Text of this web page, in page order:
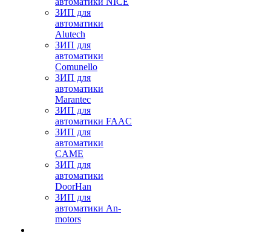
ЗИП для
автоматики
Alutech
ЗИП для
автоматики
Comunello
ЗИП для
автоматики
Marantec
ЗИП для
автоматики FAAC
ЗИП для
автоматики
CAME
ЗИП для
автоматики
DoorHan
ЗИП для
автоматики An-
motors